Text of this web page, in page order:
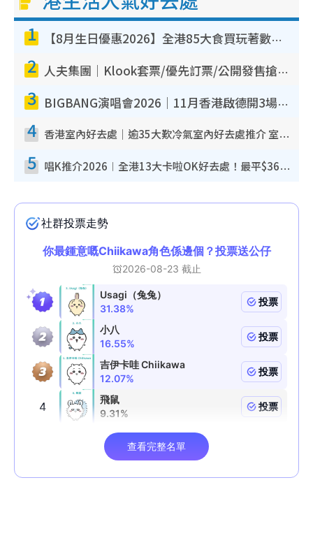
1 【8月生日優惠2026】全港85大食買玩著數攻略 自助餐/火鍋放題同行免費＋誠品/DONKI送現金券
2 人夫集團｜Klook套票/優先訂票/公開發售搶飛攻略！附票價.購票連結.場地座位表
3 BIGBANG演唱會2026｜11月香港啟德開3場！實名制VIP申請、優先購票攻略
4 香港室內好去處｜逾35大歎冷氣室內好去處推介 室內活動免費避雨無懼落雨
5 唱K推介2026︱全港13大卡啦OK好去處！最平$36起 日文K都有！(附地址+收費詳情)